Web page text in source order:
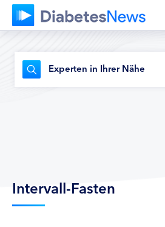
Experten in Ihrer Nähe
Intervall-Fasten